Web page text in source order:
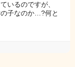
いるのですが、
子なのか…?何と